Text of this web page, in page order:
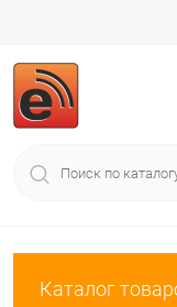
Каталог